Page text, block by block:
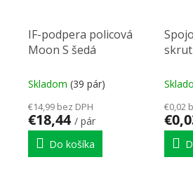
IF-podpera policová
Moon S šedá
Skladom (39 pár)
€14,99 bez DPH
€18,44 / pár
Do košíka
€0,02